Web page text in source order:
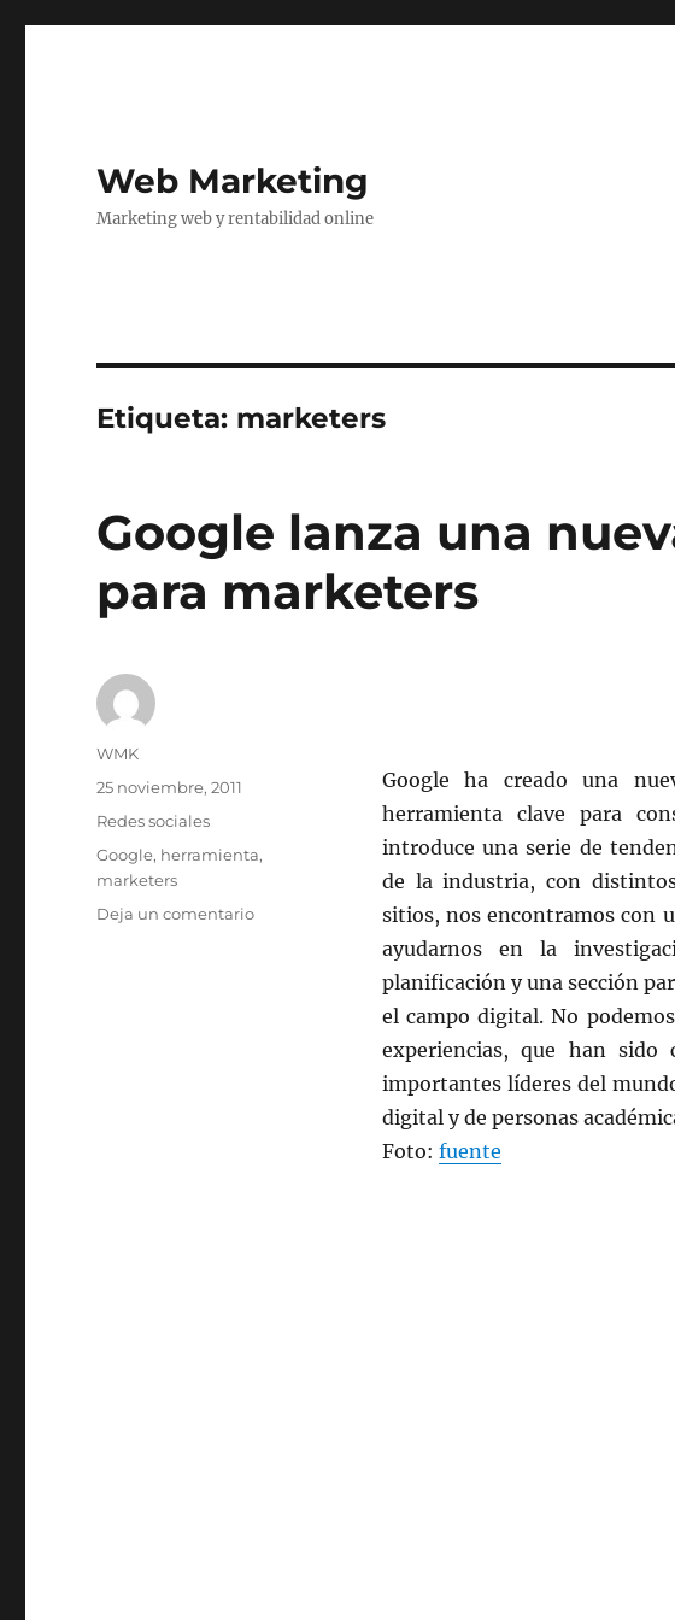
Web Marketing
Marketing web y rentabilidad online
Etiqueta: marketers
Google lanza una
para marketers
Google ha creado una
herramienta clave para
introduce una serie de
de la industria, con
sitios, nos encontramos con
ayudarnos en la
planificación y una sección
el campo digital. No
experiencias, que han
importantes líderes del
digital y de personas
Foto: fuente
Autor
WMK
Publicado
25 noviembre, 2011
Categorías
Redes sociales
Etiquetas
Google, herramienta,
marketers
Deja un comentarioen